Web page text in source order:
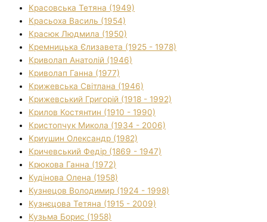
Красовська Тетяна (1949)
Красьоха Василь (1954)
Красюк Людмила (1950)
Кремницька Єлизавета (1925 - 1978)
Криволап Анатолій (1946)
Криволап Ганна (1977)
Крижевська Світлана (1946)
Крижевський Григорій (1918 - 1992)
Крилов Костянтин (1910 - 1990)
Кристопчук Микола (1934 - 2006)
Криушин Олександр (1982)
Кричевський Федір (1869 - 1947)
Крюкова Ганна (1972)
Кудінова Олена (1958)
Кузнецов Володимир (1924 - 1998)
Кузнєцова Тетяна (1915 - 2009)
Кузьма Борис (1958)